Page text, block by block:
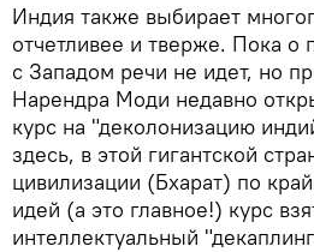
Индия также выбирает
отчетливее и тверже. Пока о
с Западом речи не идет, но
Нарендра Моди недавно
курс на "деколонизацию
здесь, в этой гигантской
цивилизации (Бхарат) по
идей (а это главное!) курс
интеллектуальный